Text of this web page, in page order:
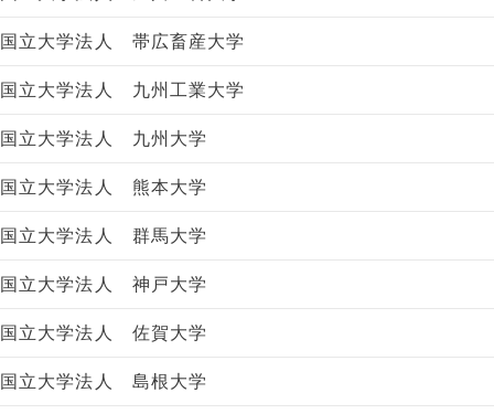
国立大学法人 帯広畜産大学
国立大学法人 九州工業大学
国立大学法人 九州大学
国立大学法人 熊本大学
国立大学法人 群馬大学
国立大学法人 神戸大学
国立大学法人 佐賀大学
国立大学法人 島根大学